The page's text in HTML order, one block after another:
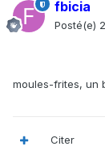
fbicia
Posté(e)
moules-frites, un
Citer